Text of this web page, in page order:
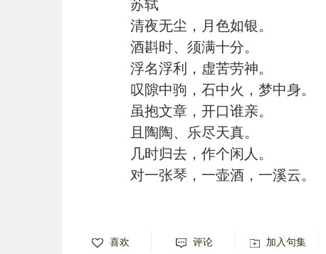
苏轼
清夜无尘，月色如银。
酒斟时、须满十分。
浮名浮利，虚苦劳神。
叹隙中驹，石中火，梦中身。
虽抱文章，开口谁亲。
且陶陶、乐尽天真。
几时归去，作个闲人。
对一张琴，一壶酒，一溪云。
喜欢 评论 加入句集